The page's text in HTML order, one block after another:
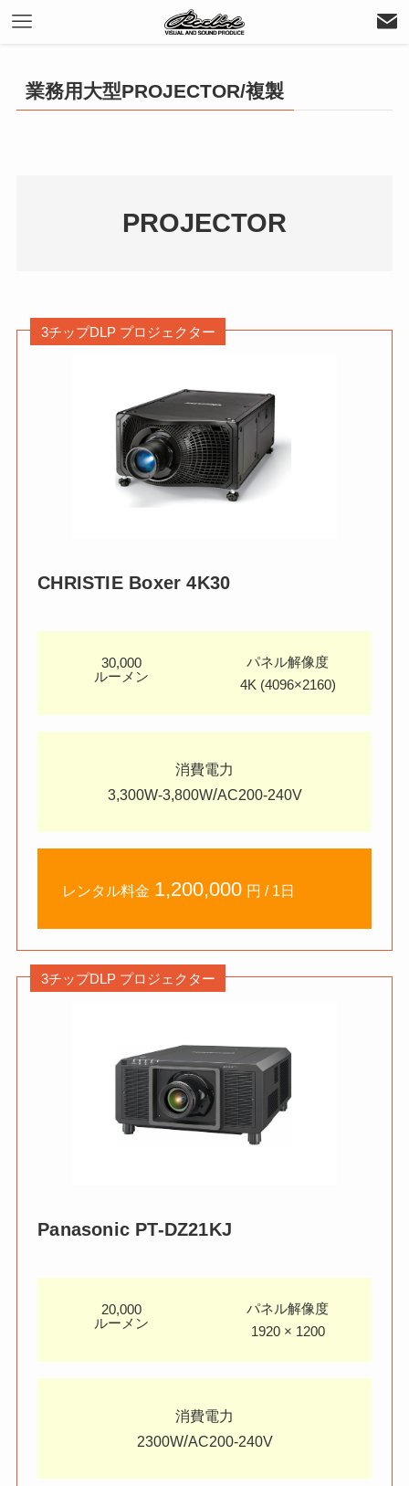
業務用大型PROJECTOR/複製
PROJECTOR
3チップDLP プロジェクター
CHRISTIE Boxer 4K30
30,000
ルーメン
パネル解像度
4K (4096×2160)
消費電力
3,300W-3,800W/AC200-240V
レンタル料金 1,200,000 円 / 1日
3チップDLP プロジェクター
Panasonic PT-DZ21KJ
20,000
ルーメン
パネル解像度
1920 × 1200
消費電力
2300W/AC200-240V